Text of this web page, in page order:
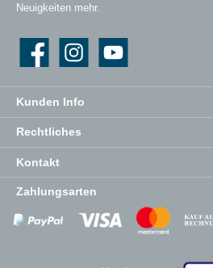
Kunden Info
Rechtliches
Kontakt
Neuigkeiten mehr.
Facebook Instagram YouTube
Zahlungsarten
Zahlungsanbieter